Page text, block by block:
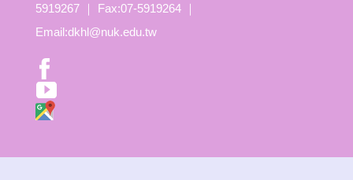
5919267 ｜ Fax:07-5919264 ｜
Email:dkhl@nuk.edu.tw